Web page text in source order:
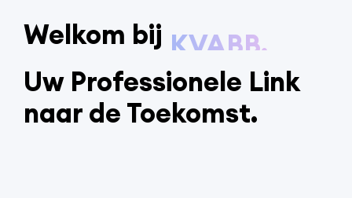
Welkom bij KVABB.
Uw Professionele Link
naar de Toekomst.